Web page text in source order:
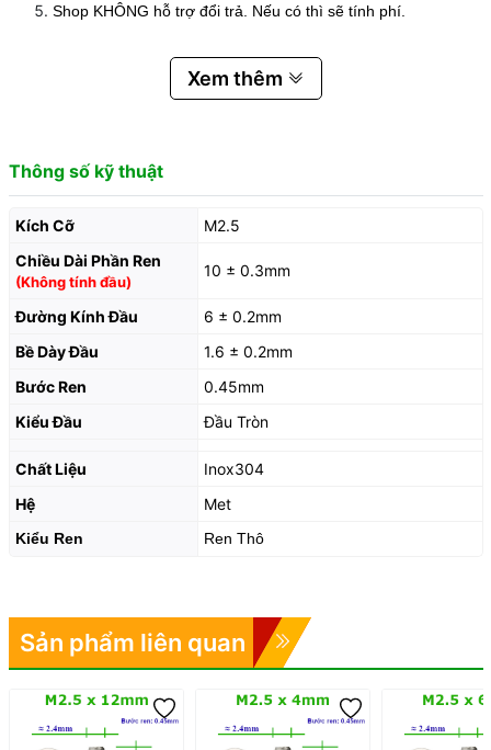
Shop KHÔNG hỗ trợ đổi trả. Nếu có thì sẽ tính phí.
Xem thêm
Thông số kỹ thuật
Kích Cỡ
M2.5
Chiều Dài Phần Ren
(Không tính đầu)
10 ± 0.3mm
Đường Kính Đầu
6 ± 0.2mm
Bề Dày Đầu
1.6 ± 0.2mm
Bước Ren
0.45mm
Kiểu Đầu
Đầu Tròn
Chất Liệu
Inox304
Hệ
Met
Kiểu Ren Ren Thô
Sản phẩm liên quan